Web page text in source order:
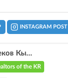
INSTAGRAM POST
Кы...
of the KR